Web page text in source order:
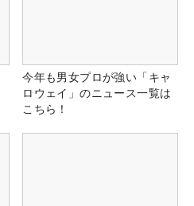
今年も男女プロが強い「キャ
ロウェイ」のニュース一覧は
こちら！